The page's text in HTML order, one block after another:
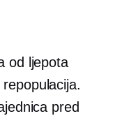
od ljepota
pred